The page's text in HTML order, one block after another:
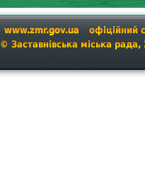
www.zmr.gov.ua
офіційний
© Заставнівська міська рада,